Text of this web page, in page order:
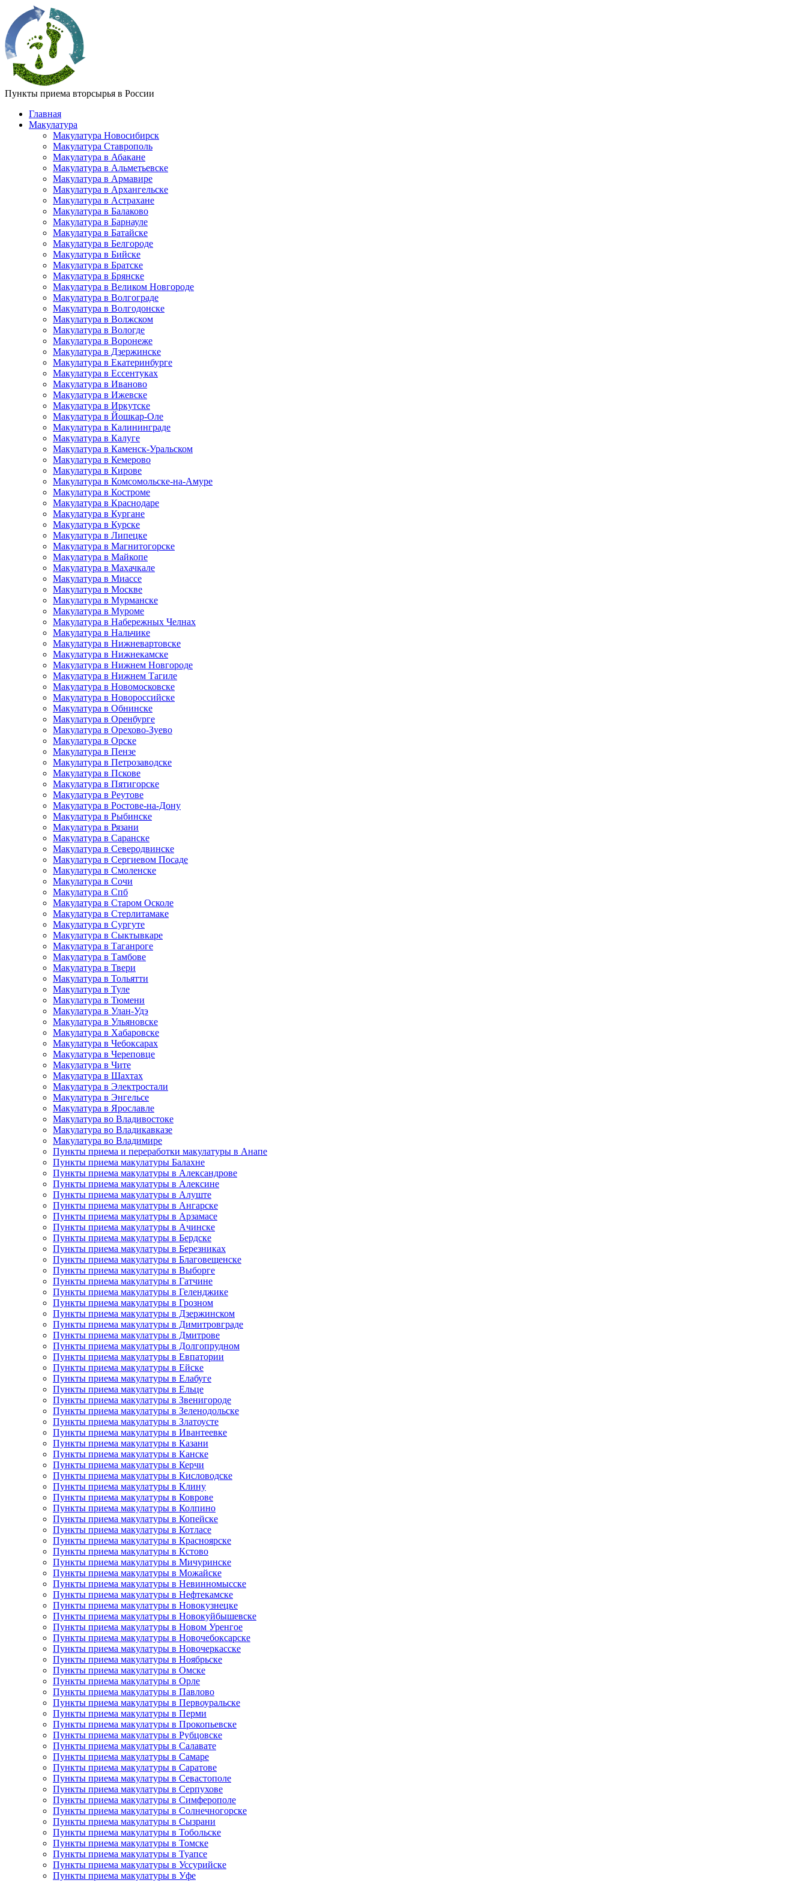
Пункты приема вторсырья в России
Главная
Макулатура
Макулатура Новосибирск
Макулатура Ставрополь
Макулатура в Абакане
Макулатура в Альметьевске
Макулатура в Армавире
Макулатура в Архангельске
Макулатура в Астрахане
Макулатура в Балаково
Макулатура в Барнауле
Макулатура в Батайске
Макулатура в Белгороде
Макулатура в Бийске
Макулатура в Братске
Макулатура в Брянске
Макулатура в Великом Новгороде
Макулатура в Волгограде
Макулатура в Волгодонске
Макулатура в Волжском
Макулатура в Вологде
Макулатура в Воронеже
Макулатура в Дзержинске
Макулатура в Екатеринбурге
Макулатура в Ессентуках
Макулатура в Иваново
Макулатура в Ижевске
Макулатура в Иркутске
Макулатура в Йошкар-Оле
Макулатура в Калининграде
Макулатура в Калуге
Макулатура в Каменск-Уральском
Макулатура в Кемерово
Макулатура в Кирове
Макулатура в Комсомольске-на-Амуре
Макулатура в Костроме
Макулатура в Краснодаре
Макулатура в Кургане
Макулатура в Курске
Макулатура в Липецке
Макулатура в Магнитогорске
Макулатура в Майкопе
Макулатура в Махачкале
Макулатура в Миассе
Макулатура в Москве
Макулатура в Мурманске
Макулатура в Муроме
Макулатура в Набережных Челнах
Макулатура в Нальчике
Макулатура в Нижневартовске
Макулатура в Нижнекамске
Макулатура в Нижнем Новгороде
Макулатура в Нижнем Тагиле
Макулатура в Новомосковске
Макулатура в Новороссийске
Макулатура в Обнинске
Макулатура в Оренбурге
Макулатура в Орехово-Зуево
Макулатура в Орске
Макулатура в Пензе
Макулатура в Петрозаводске
Макулатура в Пскове
Макулатура в Пятигорске
Макулатура в Реутове
Макулатура в Ростове-на-Дону
Макулатура в Рыбинске
Макулатура в Рязани
Макулатура в Саранске
Макулатура в Северодвинске
Макулатура в Сергиевом Посаде
Макулатура в Смоленске
Макулатура в Сочи
Макулатура в Спб
Макулатура в Старом Осколе
Макулатура в Стерлитамаке
Макулатура в Сургуте
Макулатура в Сыктывкаре
Макулатура в Таганроге
Макулатура в Тамбове
Макулатура в Твери
Макулатура в Тольятти
Макулатура в Туле
Макулатура в Тюмени
Макулатура в Улан-Удэ
Макулатура в Ульяновске
Макулатура в Хабаровске
Макулатура в Чебоксарах
Макулатура в Череповце
Макулатура в Чите
Макулатура в Шахтах
Макулатура в Электростали
Макулатура в Энгельсе
Макулатура в Ярославле
Макулатура во Владивостоке
Макулатура во Владикавказе
Макулатура во Владимире
Пункты приема и переработки макулатуры в Анапе
Пункты приема макулатуры Балахне
Пункты приема макулатуры в Александрове
Пункты приема макулатуры в Алексине
Пункты приема макулатуры в Алуште
Пункты приема макулатуры в Ангарске
Пункты приема макулатуры в Арзамасе
Пункты приема макулатуры в Ачинске
Пункты приема макулатуры в Бердске
Пункты приема макулатуры в Березниках
Пункты приема макулатуры в Благовещенске
Пункты приема макулатуры в Выборге
Пункты приема макулатуры в Гатчине
Пункты приема макулатуры в Геленджике
Пункты приема макулатуры в Грозном
Пункты приема макулатуры в Дзержинском
Пункты приема макулатуры в Димитровграде
Пункты приема макулатуры в Дмитрове
Пункты приема макулатуры в Долгопрудном
Пункты приема макулатуры в Евпатории
Пункты приема макулатуры в Ейске
Пункты приема макулатуры в Елабуге
Пункты приема макулатуры в Ельце
Пункты приема макулатуры в Звенигороде
Пункты приема макулатуры в Зеленодольске
Пункты приема макулатуры в Златоусте
Пункты приема макулатуры в Ивантеевке
Пункты приема макулатуры в Казани
Пункты приема макулатуры в Канске
Пункты приема макулатуры в Керчи
Пункты приема макулатуры в Кисловодске
Пункты приема макулатуры в Клину
Пункты приема макулатуры в Коврове
Пункты приема макулатуры в Колпино
Пункты приема макулатуры в Копейске
Пункты приема макулатуры в Котласе
Пункты приема макулатуры в Красноярске
Пункты приема макулатуры в Кстово
Пункты приема макулатуры в Мичуринске
Пункты приема макулатуры в Можайске
Пункты приема макулатуры в Невинномысске
Пункты приема макулатуры в Нефтекамске
Пункты приема макулатуры в Новокузнецке
Пункты приема макулатуры в Новокуйбышевске
Пункты приема макулатуры в Новом Уренгое
Пункты приема макулатуры в Новочебоксарске
Пункты приема макулатуры в Новочеркасске
Пункты приема макулатуры в Ноябрьске
Пункты приема макулатуры в Омске
Пункты приема макулатуры в Орле
Пункты приема макулатуры в Павлово
Пункты приема макулатуры в Первоуральске
Пункты приема макулатуры в Перми
Пункты приема макулатуры в Прокопьевске
Пункты приема макулатуры в Рубцовске
Пункты приема макулатуры в Салавате
Пункты приема макулатуры в Самаре
Пункты приема макулатуры в Саратове
Пункты приема макулатуры в Севастополе
Пункты приема макулатуры в Серпухове
Пункты приема макулатуры в Симферополе
Пункты приема макулатуры в Солнечногорске
Пункты приема макулатуры в Сызрани
Пункты приема макулатуры в Тобольске
Пункты приема макулатуры в Томске
Пункты приема макулатуры в Туапсе
Пункты приема макулатуры в Уссурийске
Пункты приема макулатуры в Уфе